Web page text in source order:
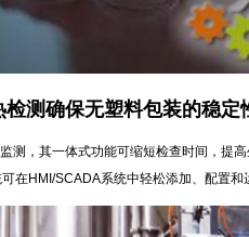
检测确保无塑料包装的稳定
，其一体式功能可缩短检查时间，提高
在HMI/SCADA系统中轻松添加、配置和